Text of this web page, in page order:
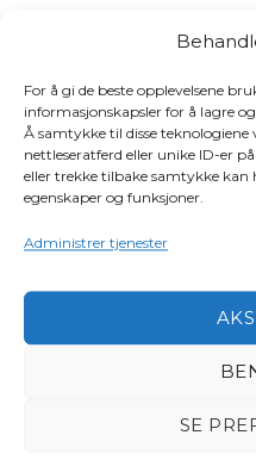
For å gi de beste opplevelsene
informasjonskapsler for å lagre
Å samtykke til disse teknologiene
nettleseratferd eller unike ID-er
eller trekke tilbake samtykke
egenskaper og funksjoner.
Administrer tjenester
SE
Dette bør du sjekke på
Derfor bør du ha disse i
KATEGORIER